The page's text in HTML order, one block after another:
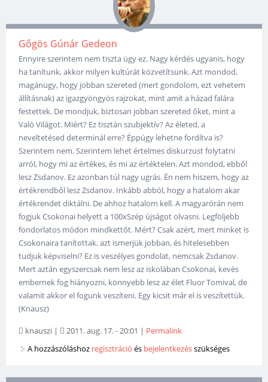
Gőgös Gúnár Gedeon
Ennyire szerintem nem tiszta ügy ez. Nagy kérdés ugyanis, hogy
ha tanítunk, akkor milyen kultúrát közvetítsünk. Azt mondod,
magánügy, hogy jobban szereted (mert gondolom, ezt vehetem
állításnak) az igazgyöngyös rajzokat, mint amit a házad falára
festettek. De mondjuk, biztosan jobban szereted őket, mint a
Való Világot. Miért? Ez tisztán szubjektív? Az életed, a
neveltetésed determinál erre? Éppúgy lehetne fordítva is?
Szerintem nem. Szerintem lehet értelmes diskurzust folytatni
arról, hogy mi az értékes, és mi az értéktelen. Azt mondod, ebből
lesz Zsdanov. Ez azonban túl nagy ugrás. Én nem hiszem, hogy az
értékrendből lesz Zsdanov. Inkább abból, hogy a hatalom akar
értékrendet diktálni. De ahhoz hatalom kell. A magyarórán nem
fogjuk Csokonai helyett a 100xSzép újságot olvasni. Legföljebb
fondorlatos módon mindkettőt. Mért? Csak azért, mert minket is
Csokonaira tanítottak, azt ismerjük jobban, és hitelesebben
tudjuk képviselni? Ez is veszélyes gondolat, nemcsak Zsdanov.
Mert aztán egyszercsak nem lesz az iskolában Csokonai, kevés
embernek fog hiányozni, könnyebb lesz az élet Fluor Tomival, de
valamit akkor el fogunk veszíteni. Egy kicsit már el is veszítettük.
(Knausz)
knauszi | 2011. aug. 17. - 20:01 | Permalink
A hozzászóláshoz regisztráció és bejelentkezésszükséges